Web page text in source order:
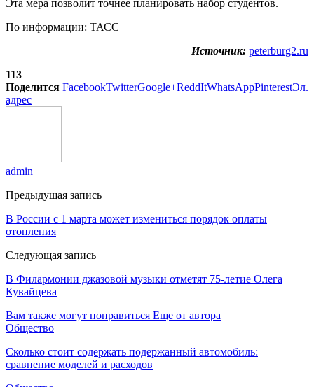
Эта мера позволит точнее планировать набор студентов.
По информации: ТАСС
Источник: peterburg2.ru
113
Поделится FacebookTwitterGoogle+ReddItWhatsAppPinterestЭл.
адрес
admin
Предыдущая запись
В России с 1 марта может измениться порядок оплаты
отопления
Следующая запись
В Филармонии джазовой музыки отметят 75-летие Олега
Кувайцева
Вам также могут понравиться Еще от автора
Общество
Сколько стоит содержать подержанный автомобиль:
сравнение моделей и расходов